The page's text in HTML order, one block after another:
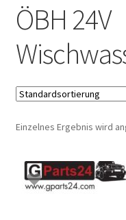
ÖBH 24V
Einzelnes Ergebnis wird